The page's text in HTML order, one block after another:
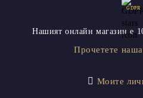
GDPR
Нашият онлайн магазин е
Прочетете
Моите